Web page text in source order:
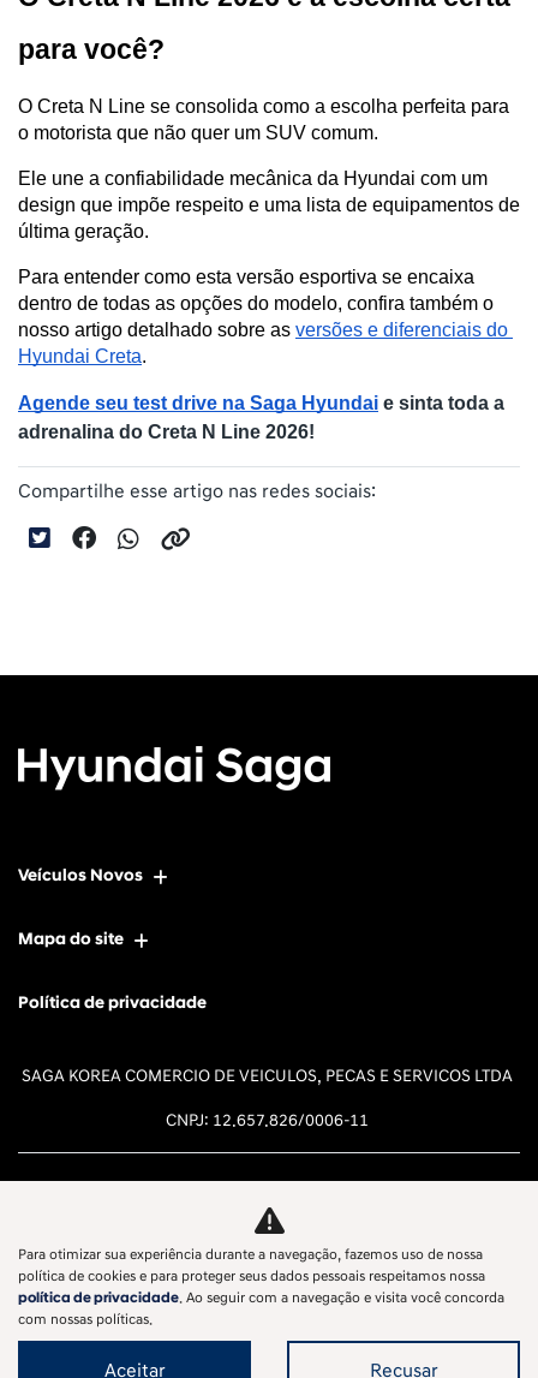
para você?
O Creta N Line se consolida como a escolha perfeita para
o motorista que não quer um SUV comum.
Ele une a confiabilidade mecânica da Hyundai com um
design que impõe respeito e uma lista de equipamentos de
última geração.
Para entender como esta versão esportiva se encaixa
dentro de todas as opções do modelo, confira também o
nosso artigo detalhado sobre as versões e diferenciais do
Hyundai Creta.
Agende seu test drive na Saga Hyundai e sinta toda a
adrenalina do Creta N Line 2026!
Compartilhe esse artigo nas redes sociais:
Veículos Novos
Mapa do site
Política de privacidade
SAGA KOREA COMERCIO DE VEICULOS, PECAS E SERVICOS LTDA
CNPJ: 12.657.826/0006-11
Desacelere. Seu bem maior é a
vida.
Para otimizar sua experiência durante a navegação, fazemos uso de nossa
política de cookies e para proteger seus dados pessoais respeitamos nossa
política de privacidade. Ao seguir com a navegação e visita você concorda
com nossas políticas.
Aceitar Recusar